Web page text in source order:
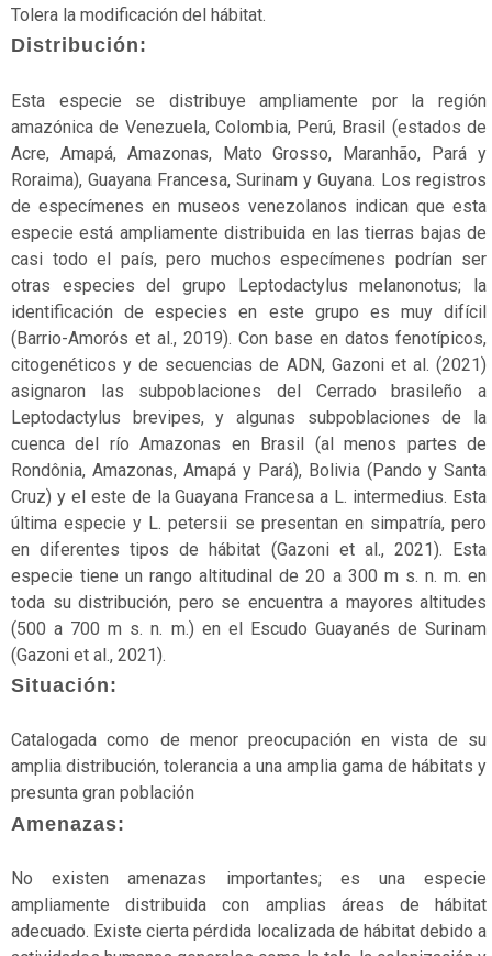
En
peligro
Estado
de
conservación
Extinto
Extinto
a
nivel
regional
Extinto
en
estado
silvestre
Extinto
en
estado
silvestre
Fauna
Flora
Helechos
Invertebrados
Líquenes
Tolera la modificación del hábitat.
Distribución:
Esta especie se distribuye ampliamente por la región
amazónica de Venezuela, Colombia, Perú, Brasil (estados de
Acre, Amapá, Amazonas, Mato Grosso, Maranhão, Pará y
Roraima), Guayana Francesa, Surinam y Guyana. Los registros
de especímenes en museos venezolanos indican que esta
especie está ampliamente distribuida en las tierras bajas de
casi todo el país, pero muchos especímenes podrían ser
otras especies del grupo Leptodactylus melanonotus; la
identificación de especies en este grupo es muy difícil
(Barrio-Amorós et al., 2019). Con base en datos fenotípicos,
citogenéticos y de secuencias de ADN, Gazoni et al. (2021)
asignaron las subpoblaciones del Cerrado brasileño a
Leptodactylus brevipes, y algunas subpoblaciones de la
cuenca del río Amazonas en Brasil (al menos partes de
Rondônia, Amazonas, Amapá y Pará), Bolivia (Pando y Santa
Cruz) y el este de la Guayana Francesa a L. intermedius. Esta
última especie y L. petersii se presentan en simpatría, pero
en diferentes tipos de hábitat (Gazoni et al., 2021). Esta
especie tiene un rango altitudinal de 20 a 300 m s. n. m. en
toda su distribución, pero se encuentra a mayores altitudes
(500 a 700 m s. n. m.) en el Escudo Guayanés de Surinam
(Gazoni et al., 2021).
Situación:
Catalogada como de menor preocupación en vista de su
amplia distribución, tolerancia a una amplia gama de hábitats y
presunta gran población
Amenazas:
No existen amenazas importantes; es una especie
ampliamente distribuida con amplias áreas de hábitat
adecuado. Existe cierta pérdida localizada de hábitat debido a